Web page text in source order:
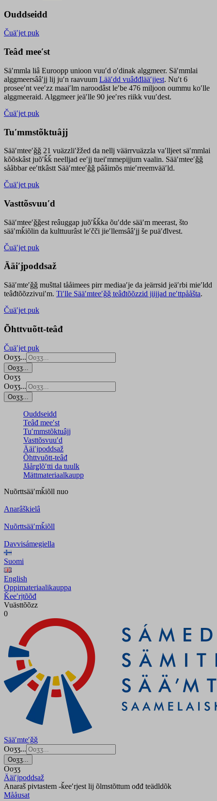
Ouddseidd
Čuäʹjet puk
Teâđ meeʹst
Säʹmmla liâ Euroopp unioon vuuʹd oʹdinak alggmeer. Säʹmmlai
alggmeersââʹjj lij juʹn raavuum Lääʹdd vuâđđlääʹjjest. Nuʹt 6
proseeʹnt veeʹzz maaiʹlm naroodâst leʹbe 476 miljoon oummu koʹlle
alggmeeraid. Alggmeer jeäʹlle 90 jeeʹres riikk vuuʹdest.
Čuäʹjet puk
Tuʹmmstõktuâjj
Sääʹmteeʹǧǧ 21 vuäzzliʹžžed da nellj väärrvuäzzla vaʹlljeet säʹmmlai
kõõskâst juõʹǩǩ neelljad eeʹjj tueiʹmmepijjum vaalin. Sääʹmteeʹǧǧ
sååbbar eeʹttkâstt Sääʹmteeʹǧǧ pââimõs mieʹrreemvääʹld.
Čuäʹjet puk
Vasttõsvuuʹd
Sääʹmteeʹǧǧest reâuggap juõʹǩǩka õuʹdde sääʹm meerast, što
sääʹmǩiõlin da kulttuurâst leʹčči jieʹllemsââʹjj še puäʹđlvest.
Čuäʹjet puk
Ääiʹjpoddsaž
Sääʹmteʹǧǧ mušttal tååimees pirr mediaaʹje da jeärrsid jeäʹrbi mieʹldd
teâđtõõzzivuiʹm. Tiʹlle Sääʹmteeʹǧǧ teâđtõõzzid jiijjad neʹttpååšta.
Čuäʹjet puk
Õhttvuõtt-teâđ
Čuäʹjet puk
Ooʒʒ...
Ooʒʒ...
Ooʒʒ
Ooʒʒ...
Ooʒʒ...
Ouddseidd
Teâđ meeʹst
Tuʹmmstõktuâjj
Vasttõsvuuʹd
Ääiʹjpoddsaž
Õhttvuõtt-teâđ
Jåårǥlõʹtti da tuulk
Mättmateriaalkaupp
Nuõrttsääʹmǩiõll nuo
Anarâškielâ
Nuõrttsääʹmǩiõll
Davvisámegiella
Suomi
English
Oppimateriaalikauppa
Ǩeeʹrjtõõđ
Vuästtõõzz
0
Sääʹmteʹǧǧ
Ooʒʒ...
Ooʒʒ...
Ooʒʒ
Ääiʹjpoddsaž
Anaraš pivtastem -ǩeeʹrjest lij õlmstõttum ođđ teädldõk
Mååusat